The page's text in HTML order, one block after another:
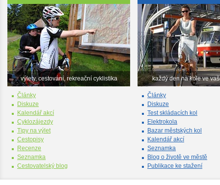
výlety, cestování, rekreační cyklistika
Články
Diskuze
Kalendář akcí
Cyklozájezdy
Tipy na výlet
Cestopisy
Recenze
Seznamka
Cestovatelský blog
každý den na kole ve
Články
Diskuze
Test skládacích kol
Elektrokola
Bazar městských kol
Kalendář akcí
Seznamka
Blog o životě ve městě
Publikace ke stažení